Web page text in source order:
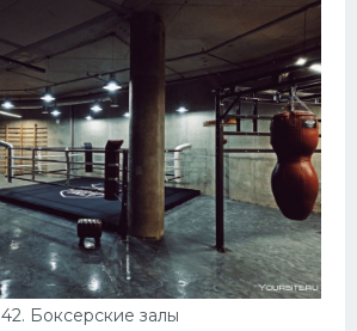
42. Боксерские залы